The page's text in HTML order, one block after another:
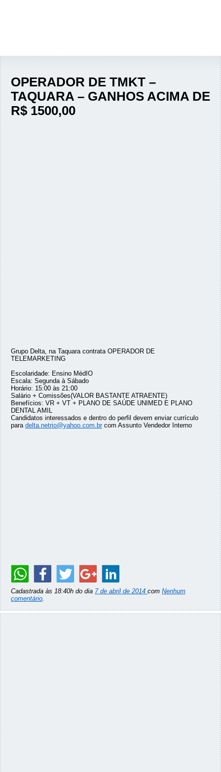
OPERADOR DE TMKT –
TAQUARA – GANHOS ACIMA DE
R$ 1500,00
Grupo Delta, na Taquara contrata OPERADOR DE
TELEMARKETING
Escolaridade: Ensino MédIO
Escala: Segunda à Sábado
Horário: 15:00 às 21:00
Salário + Comissões(VALOR BASTANTE ATRAENTE)
Benefícios: VR + VT + PLANO DE SAÚDE UNIMED E PLANO
DENTAL AMIL
Candidatos interessados e dentro do perfil devem enviar currículo
para delta.netrio@yahoo.com.brcom Assunto Vendedor Interno
Cadastrada às 18:40h do dia 7 de abril de 2014 com Nenhum
comentário.